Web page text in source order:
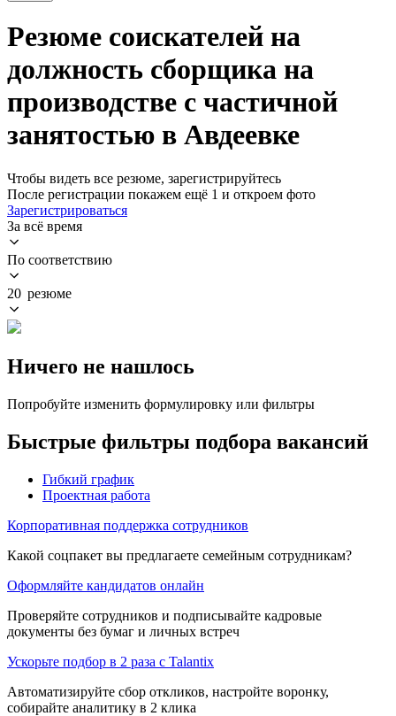
Резюме соискателей на
должность сборщика на
производстве с частичной
занятостью в Авдеевке
Чтобы видеть все резюме, зарегистрируйтесь
После регистрации покажем ещё 1 и откроем фото
Зарегистрироваться
За всё время
По соответствию
20 резюме
Ничего не нашлось
Попробуйте изменить формулировку или фильтры
Быстрые фильтры подбора вакансий
Гибкий график
Проектная работа
Корпоративная поддержка сотрудников
Какой соцпакет вы предлагаете семейным сотрудникам?
Оформляйте кандидатов онлайн
Проверяйте сотрудников и подписывайте кадровые
документы без бумаг и личных встреч
Ускорьте подбор в 2 раза с Talantix
Автоматизируйте сбор откликов, настройте воронку,
собирайте аналитику в 2 клика